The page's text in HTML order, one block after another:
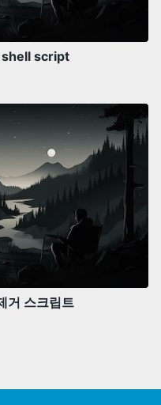
script
스크립트